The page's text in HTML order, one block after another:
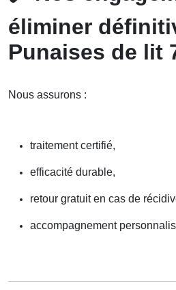
éliminer
Punaises de lit
Nous assurons :
traitement certifié,
efficacité durable,
retour gratuit en cas de
accompagnement